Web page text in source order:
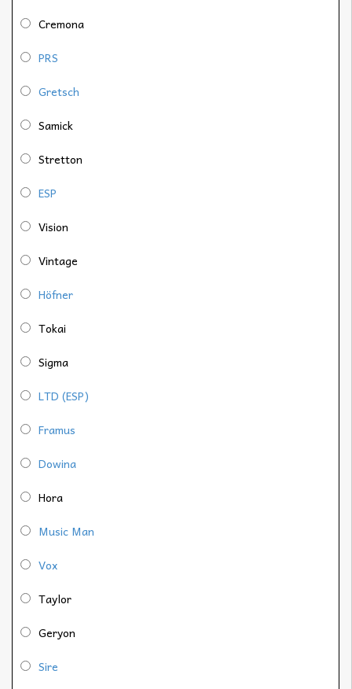
Cremona
PRS
Gretsch
Samick
Stretton
ESP
Vision
Vintage
Höfner
Tokai
Sigma
LTD (ESP)
Framus
Dowina
Hora
Music Man
Vox
Taylor
Geryon
Sire